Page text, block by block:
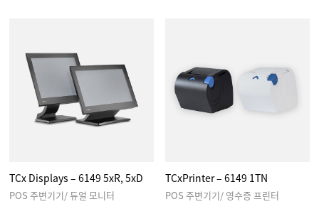
TCx Displays – 6149 5xR, 5xD
POS 주변기기/ 듀얼 모니터
TCxPrinter – 6149 1TN
POS 주변기기/ 영수증 프린터